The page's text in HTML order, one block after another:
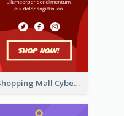
Shopping Mall Cyber Monday Sale Wide Skyscraper Banner